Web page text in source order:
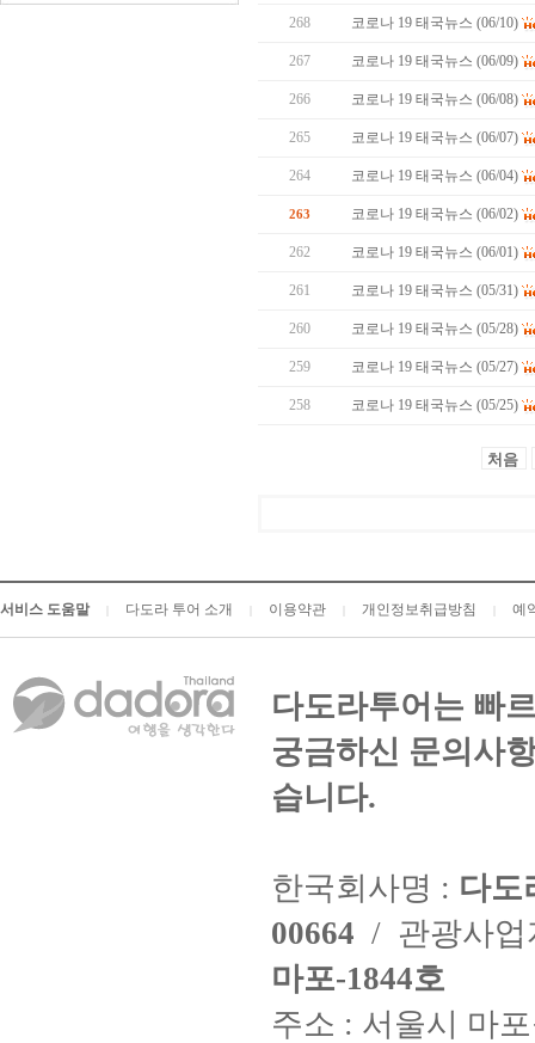
268 코로나 19 태국뉴스 (06/10)
267 코로나 19 태국뉴스 (06/09)
266 코로나 19 태국뉴스 (06/08)
265 코로나 19 태국뉴스 (06/07)
264 코로나 19 태국뉴스 (06/04)
263 코로나 19 태국뉴스 (06/02)
262 코로나 19 태국뉴스 (06/01)
261 코로나 19 태국뉴스 (05/31)
260 코로나 19 태국뉴스 (05/28)
259 코로나 19 태국뉴스 (05/27)
258 코로나 19 태국뉴스 (05/25)
처음
서비스 도움말 다도라 투어 소개 이용약관 개인정보취급방침 예
다도라투어는 빠
궁금하신 문의사
습니다.
한국회사명 : 다도
00664 / 관광사
마포-1844호
주소 : 서울시 마